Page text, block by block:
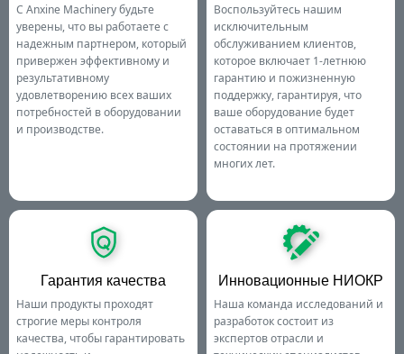
С Anxine Machinery будьте
уверены, что вы работаете с
надежным партнером, который
привержен эффективному и
результативному
удовлетворению всех ваших
потребностей в оборудовании
и производстве.
Воспользуйтесь нашим
исключительным
обслуживанием клиентов,
которое включает 1-летнюю
гарантию и пожизненную
поддержку, гарантируя, что
ваше оборудование будет
оставаться в оптимальном
состоянии на протяжении
многих лет.
Гарантия качества
Наши продукты проходят
строгие меры контроля
качества, чтобы гарантировать
Инновационные НИОКР
Наша команда исследований и
разработок состоит из
экспертов отрасли и